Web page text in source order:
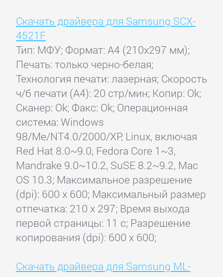
Скачать драйвера для Samsung SCX-
4521F
Тип: МФУ; Формат: A4 (210x297 мм);
Печать: только черно-белая;
Технология печати: лазерная; Скорость
ч/б печати (А4): 20 стр/мин; Копир: Ok;
Сканер: Ok; Факс: Ok; Операционная
система: Windows
98/Me/NT4.0/2000/XP, Linux, включая
Red Hat 8.0~9.0, Fedora Core 1~3,
Mandrake 9.0~10.2, SuSE 8.2~9.2, Mac
OS 10.3; Максимальное разрешение
(dpi): 600 x 600; Максимальный размер
отпечатка: 210 x 297; Время выхода
первой страницы: 11 с; Разрешение
копирования (dpi): 600 x 600;
Скачать драйвера для Samsung ML-